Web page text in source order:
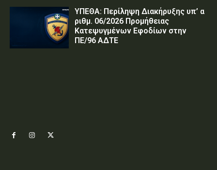
ΥΠΕΘΑ: Περίληψη Διακήρυξης υπ’ α
ριθμ. 06/2026 Προμήθειας
Κατεψυγμένων Εφοδίων στην
ΠΕ/96 ΑΔΤΕ